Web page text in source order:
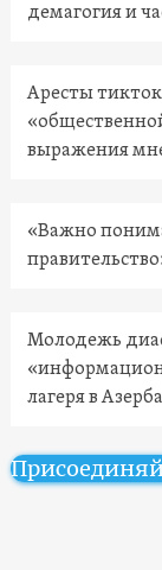
демагогия и
Аресты
выражения
«Важно
Молодежь
лагеря в